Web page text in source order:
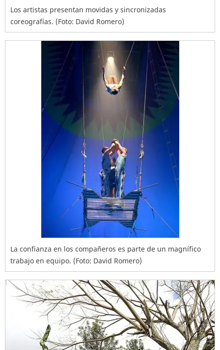
Los artistas presentan movidas y sincronizadas
coreografías. (Foto: David Romero)
La confianza en los compañeros es parte de un magnífico
trabajo en equipo. (Foto: David Romero)